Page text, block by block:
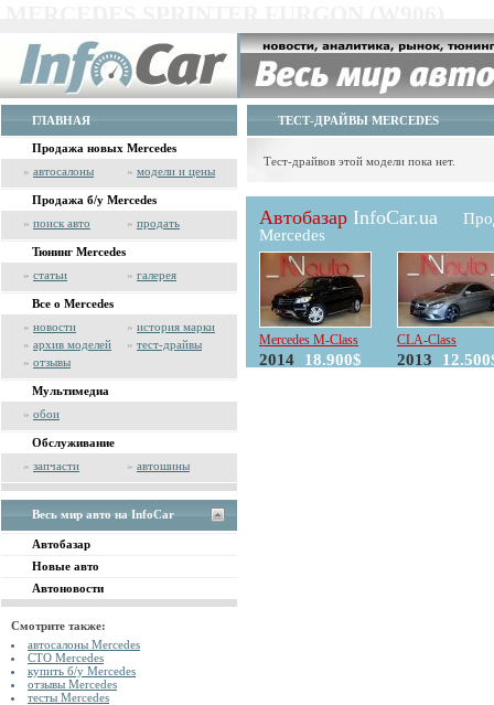
ГЛАВНАЯ
Продажа новых Mercedes
» автосалоны » модели и цены
Продажа б/у Mercedes
» поиск авто » продать
Тюнинг Mercedes
» статьи » галерея
Все о Mercedes
» новости » история марки
» архив моделей » тест-драйвы
» отзывы
Мультимедиа
» обои
Обслуживание
» запчасти » автошины
Весь мир авто на InfoCar
Автобазар
Новые авто
Автоновости
Смотрите также:
автосалоны Mercedes
СТО Mercedes
купить б/у Mercedes
отзывы Mercedes
тесты Mercedes
ТЕСТ-ДРАЙВЫ MERCEDES
Тест-драйвов этой модели пока нет.
Автобазар InfoCar.ua
Mercedes
Mercedes M-Class
2014 18.900$
CLA-Class
2013